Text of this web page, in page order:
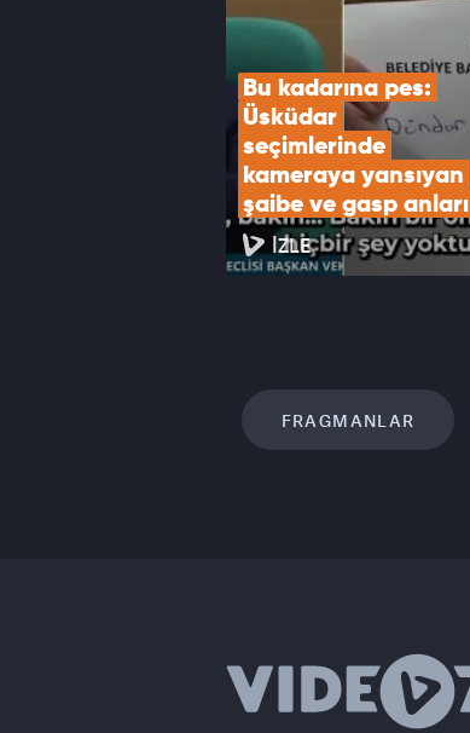
Bu kadarına pes:
Üsküdar
seçimlerinde
kameraya yansıyan
şaibe ve gasp anları
İZLE
FRAGMANLAR